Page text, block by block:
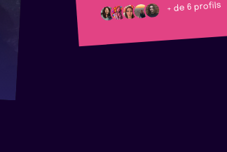
+ de 6 profils